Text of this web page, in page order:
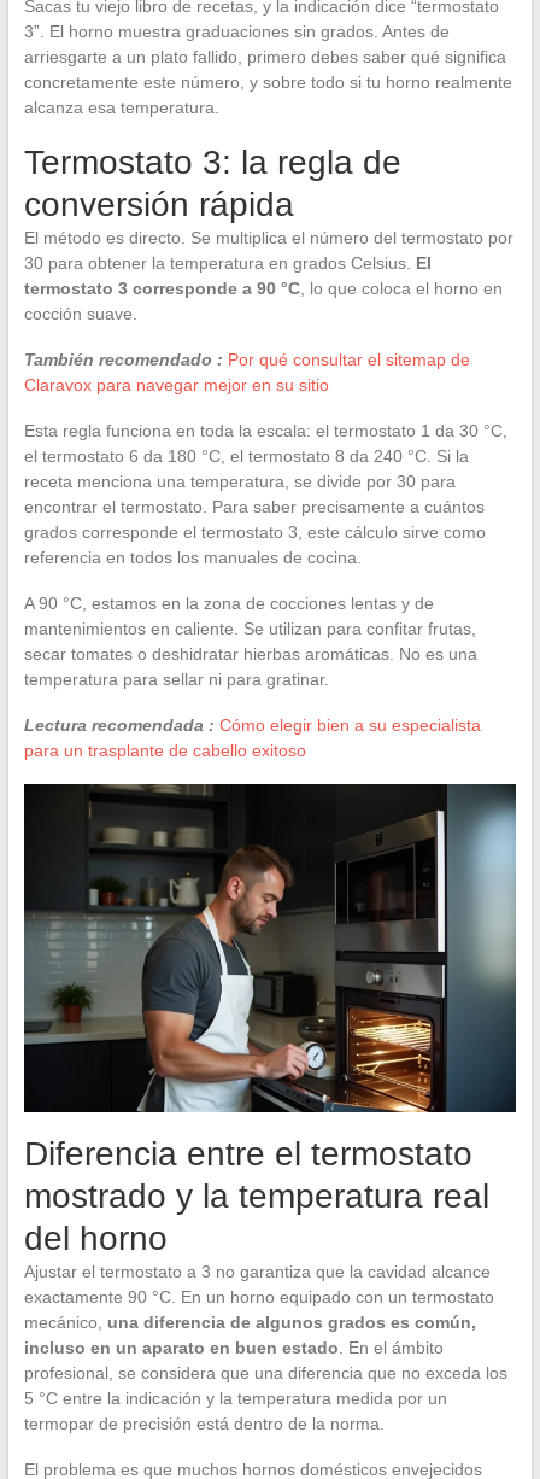
Sacas tu viejo libro de recetas, y la indicación dice “termostato
3”. El horno muestra graduaciones sin grados. Antes de
arriesgarte a un plato fallido, primero debes saber qué significa
concretamente este número, y sobre todo si tu horno realmente
alcanza esa temperatura.
Termostato 3: la regla de
conversión rápida
El método es directo. Se multiplica el número del termostato por
30 para obtener la temperatura en grados Celsius. El
termostato 3 corresponde a 90 °C, lo que coloca el horno en
cocción suave.
También recomendado : Por qué consultar el sitemap de
Claravox para navegar mejor en su sitio
Esta regla funciona en toda la escala: el termostato 1 da 30 °C,
el termostato 6 da 180 °C, el termostato 8 da 240 °C. Si la
receta menciona una temperatura, se divide por 30 para
encontrar el termostato. Para saber precisamente a cuántos
grados corresponde el termostato 3, este cálculo sirve como
referencia en todos los manuales de cocina.
A 90 °C, estamos en la zona de cocciones lentas y de
mantenimientos en caliente. Se utilizan para confitar frutas,
secar tomates o deshidratar hierbas aromáticas. No es una
temperatura para sellar ni para gratinar.
Lectura recomendada : Cómo elegir bien a su especialista
para un trasplante de cabello exitoso
Diferencia entre el termostato
mostrado y la temperatura real
del horno
Ajustar el termostato a 3 no garantiza que la cavidad alcance
exactamente 90 °C. En un horno equipado con un termostato
mecánico, una diferencia de algunos grados es común,
incluso en un aparato en buen estado. En el ámbito
profesional, se considera que una diferencia que no exceda los
5 °C entre la indicación y la temperatura medida por un
termopar de precisión está dentro de la norma.
El problema es que muchos hornos domésticos envejecidos